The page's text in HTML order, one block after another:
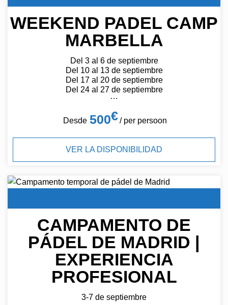
WEEKEND PADEL CAMP
MARBELLA
Del 3 al 6 de septiembre
Del 10 al 13 de septiembre
Del 17 al 20 de septiembre
Del 24 al 27 de septiembre
…
Desde 500€ / per persoon
VER LA DISPONIBILIDAD
CAMPAMENTO DE
PÁDEL DE MADRID |
EXPERIENCIA
PROFESIONAL
3-7 de septiembre